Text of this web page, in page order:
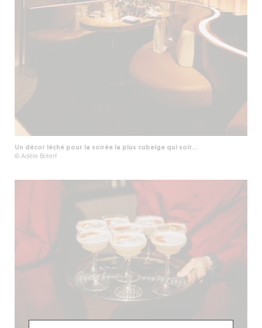
Un décor léché pour la soirée la plus cubelge qui soit...
© Adèle Boterf